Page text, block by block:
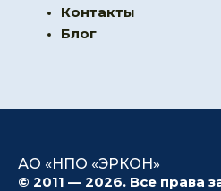
Контакты
Блог
АО «НПО «ЭРКОН»
© 2011 — 2026. Все права